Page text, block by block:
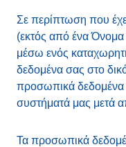
Σε περίπτωση που
(εκτός από ένα
μέσω ενός
δεδομένα σας στο
προσωπικά
συστήματά μας μετά
Τα προσωπικά